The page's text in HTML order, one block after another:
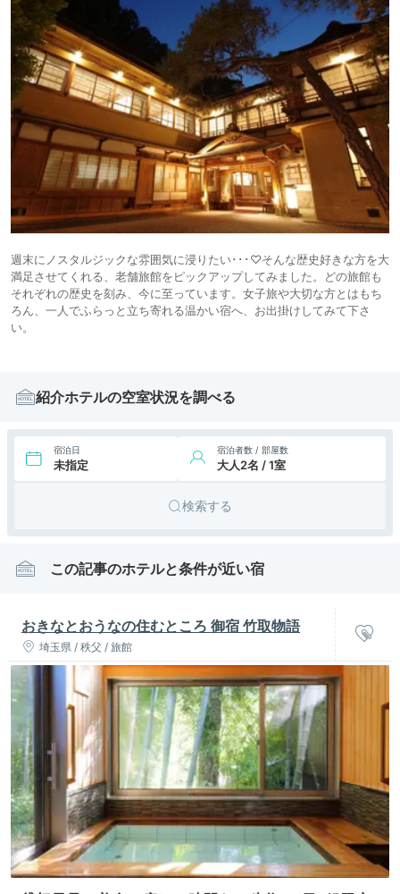
飲泉も良いとのことだったので飲みましたが、効能に書かれていたとおり
お通じが良くなりました。近所の焼きまんじゅう屋さんにペットボトルに
いれて持ち帰るといいよ！と薦められたので持って帰ってきて少しずつ飲
んでますが効果は相変わらずです。
素晴らしい温泉でした。
週末にノスタルジックな雰囲気に浸りたい･･･♡そんな歴史好きな方を大
満足させてくれる、老舗旅館をピックアップしてみました。どの旅館も
それぞれの歴史を刻み、今に至っています。女子旅や大切な方とはもち
ろん、一人でふらっと立ち寄れる温かい宿へ、お出掛けしてみて下さ
い。
紹介ホテルの空室状況を調べる
宿泊日
未指定
宿泊者数 / 部屋数
大人2名 / 1室
検索する
この記事のホテルと条件が近い宿
おきなとおうなの住むところ 御宿 竹取物語
埼玉県 / 秩父 / 旅館